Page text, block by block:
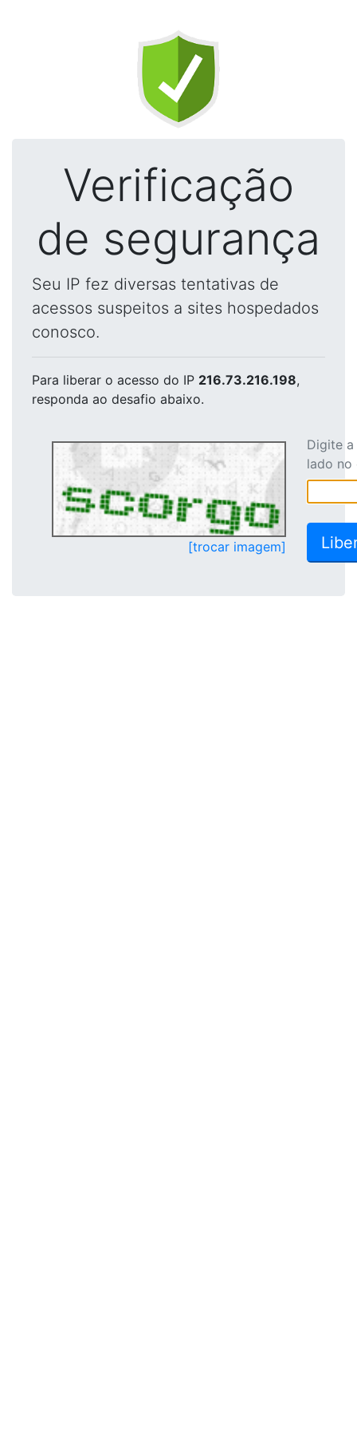
Verificação
de segurança
Seu IP fez diversas tentativas de
acessos suspeitos a sites hospedados
conosco.
Para liberar o acesso do IP 216.73.216.198,
responda ao desafio abaixo.
[trocar imagem]
Digite
lado no